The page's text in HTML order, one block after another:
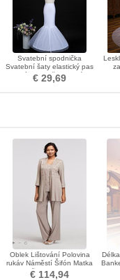
Svatební spodnička
Svatební šaty elastický pas
velká spodnička s rybím
ocasem
€ 29,69
Oblek Lištování Polovina
rukáv Náměstí Šifón Matka
šaty obleky
€ 114,94